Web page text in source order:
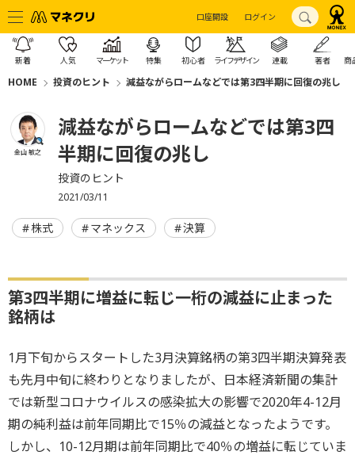
口座開設 ログイン
新着 人気 マーケット 特集 初心者 ライフデザイン 連載 著者 商
HOME 投資のヒント 減益ながらロームなどでは第3四半期に回復の兆し
金山 敏之
減益ながらロームなどでは第3四
半期に回復の兆し
投資のヒント
2021/03/11
株式 マネックス 決算
第3四半期に増益に転じ一桁の減益に止まった
銘柄は
1月下旬からスタートした3月決算銘柄の第3四半期決算発表
も先月中旬に終わりとなりましたが、日本経済新聞の集計
では新型コロナウイルスの感染拡大の影響で2020年4-12月
期の純利益は前年同期比で15％の減益となったようです。
しかし、10-12月期は前年同期比で40％の増益に転じていま